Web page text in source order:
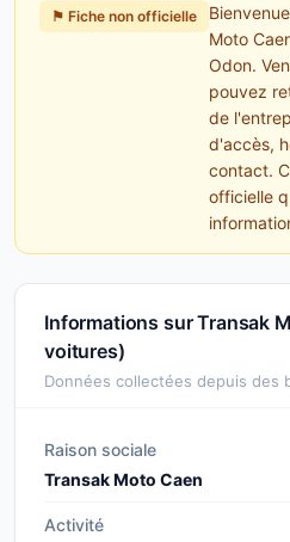
⚑ Fiche non officielle
Moto
Odon.
pouvez
de
d'accès,
contact.
officielle
Informations sur Transak
voitures)
Données collectées depuis des
Raison sociale
Transak Moto Caen
Activité